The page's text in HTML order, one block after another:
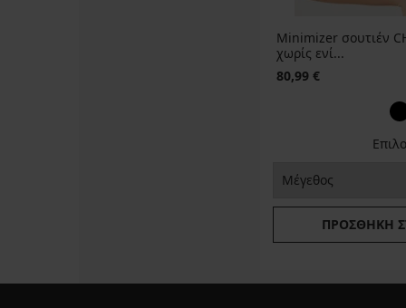
Minimizer σουτιέν
χωρίς ενί...
80,99 €
ΠΡΟΣΘΉΚΗ